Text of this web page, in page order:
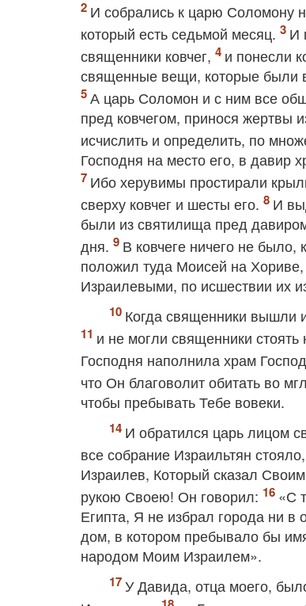
И собрались к царю Соломону
который есть седьмой месяц.
И
священники ковчег,
и понесли
священные вещи, которые были
А царь Соломон и с ним все
пред ковчегом, принося жертвы
исчислить и определить, по
Господня на место его, в давир
Ибо херувимы простирали
сверху ковчег и шесты его.
И
были из святилища пред
дня.
В ковчеге ничего не
положил туда Моисей на
Израилевыми, по исшествии их
Когда священники вышли
и не могли священники
Господня наполнила храм
что Он благоволит обитать во
чтобы пребывать Тебе вовеки.
И обратился царь лицом
все собрание Израильтян
Израилев, Который сказал
рукою Своею! Он говорил:
«С
Египта, Я не избрал города ни
дом, в котором пребывало бы
народом Моим Израилем».
У Давида, отца моего,